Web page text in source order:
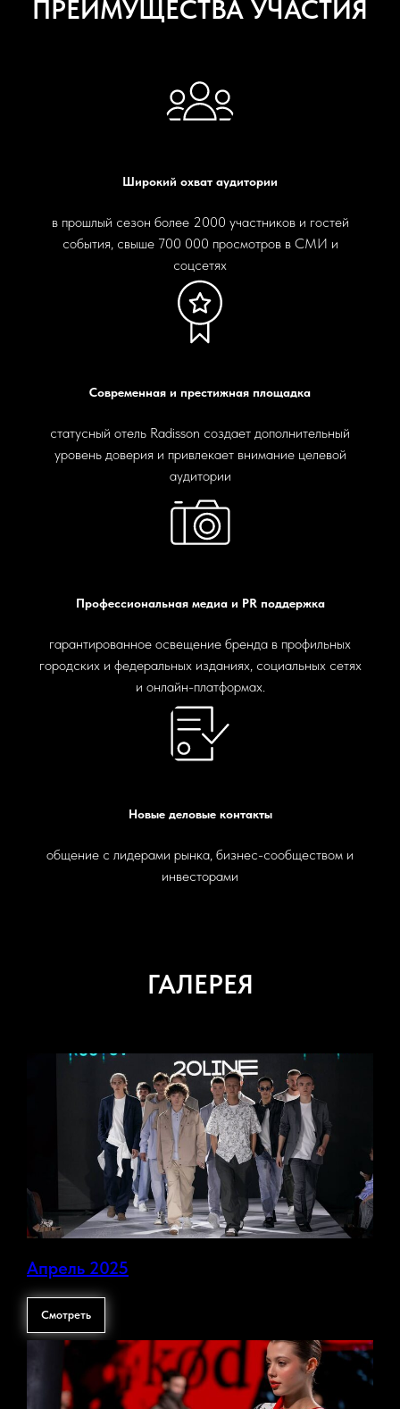
ПРЕИМУЩЕСТВА УЧАСТИЯ
Широкий охват аудитории
в прошлый сезон более 2000 участников и гостей
события, свыше 700 000 просмотров в СМИ и
соцсетях
Современная и престижная площадка
статусный отель Radisson создает дополнительный
уровень доверия и привлекает внимание целевой
аудитории
Профессиональная медиа и PR поддержка
гарантированное освещение бренда в профильных
городских и федеральных изданиях, социальных сетях
и онлайн-платформах.
Новые деловые контакты
общение с лидерами рынка, бизнес-сообществом и
инвесторами
ГАЛЕРЕЯ
Апрель 2025
Смотреть